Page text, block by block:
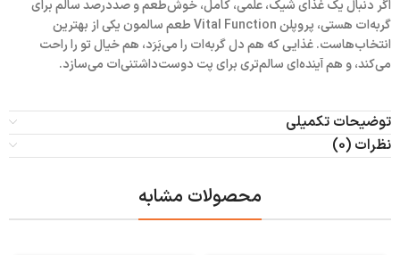
اگر دنبال یک غذای شیک، علمی، کامل، خوش‌طعم و صددرصد سالم برای
گربه‌ات هستی، پروپلن Vital Function طعم سالمون یکی از بهترین
انتخاب‌هاست. غذایی که هم دل گربه‌ات را می‌بَرَد، هم خیال تو را راحت
می‌کند، و هم آینده‌ای سالم‌تری برای پت دوست‌داشتنی‌ات می‌سازد.
توضیحات تکمیلی
نظرات (0)
محصولات مشابه